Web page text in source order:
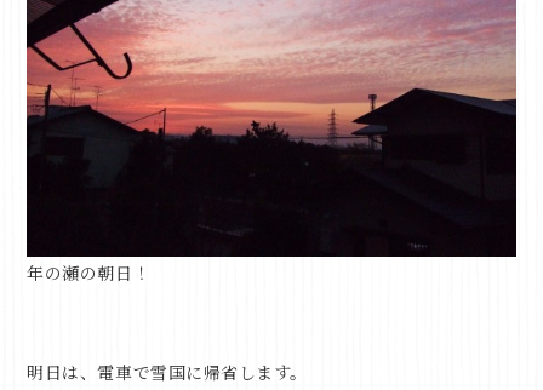
年の瀬の朝日！
明日は、電車で雪国に帰省します。